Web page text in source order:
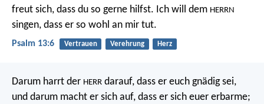
freut sich, dass du so gerne hilfst. Ich will dem HERRN
singen, dass er so wohl an mir tut.
Psalm 13:6 Vertrauen Verehrung Herz
Darum harrt der HERR darauf, dass er euch gnädig sei,
und darum macht er sich auf, dass er sich euer erbarme;